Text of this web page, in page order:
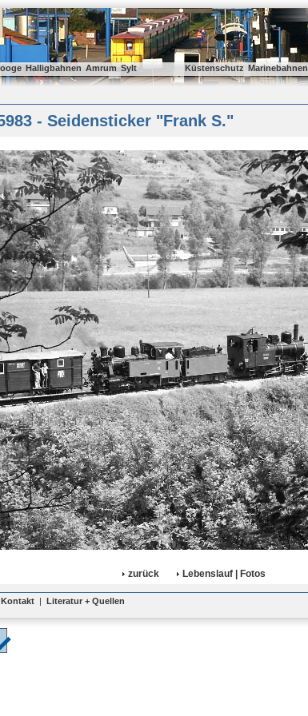
Halligbahnen Amrum Sylt Küstenschutz Marinebahnen
- Seidensticker "Frank S."
zurück
Lebenslauf | Fotos
Kontakt | Literatur + Quellen